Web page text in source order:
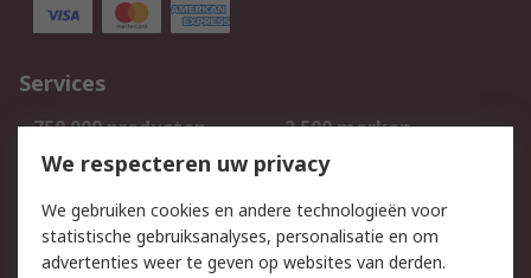
Services
750.000 producten
2.500 merken
Bestellen
Inkoopoplossingen
Track & Trace
We respecteren uw privacy
We gebruiken cookies en andere technologieën voor
statistische gebruiksanalyses, personalisatie en om
advertenties weer te geven op websites van derden.